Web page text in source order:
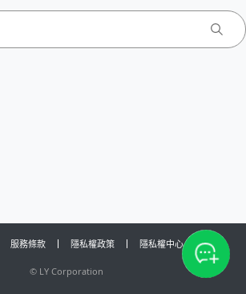
服務條款 隱私權政策 隱私權中心
© LY Corporation